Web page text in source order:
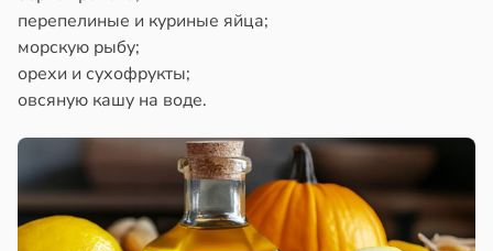
перепелиные и куриные яйца;
морскую рыбу;
орехи и сухофрукты;
овсяную кашу на воде.